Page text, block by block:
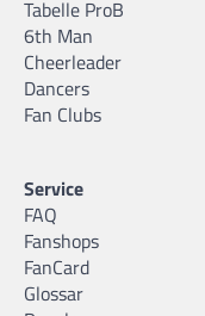
Tabelle ProB
6th Man
Cheerleader
Dancers
Fan Clubs
Service
FAQ
Fanshops
FanCard
Glossar